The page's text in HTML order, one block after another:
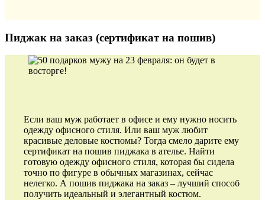
Пиджак на заказ (сертификат на пошив)
Если ваш муж работает в офисе и ему нужно носить
одежду офисного стиля. Или ваш муж любит
красивые деловые костюмы? Тогда смело дарите ему
сертификат на пошив пиджака в ателье. Найти
готовую одежду офисного стиля, которая бы сидела
точно по фигуре в обычных магазинах, сейчас
нелегко. А пошив пиджака на заказ – лучший способ
получить идеальный и элегантный костюм.